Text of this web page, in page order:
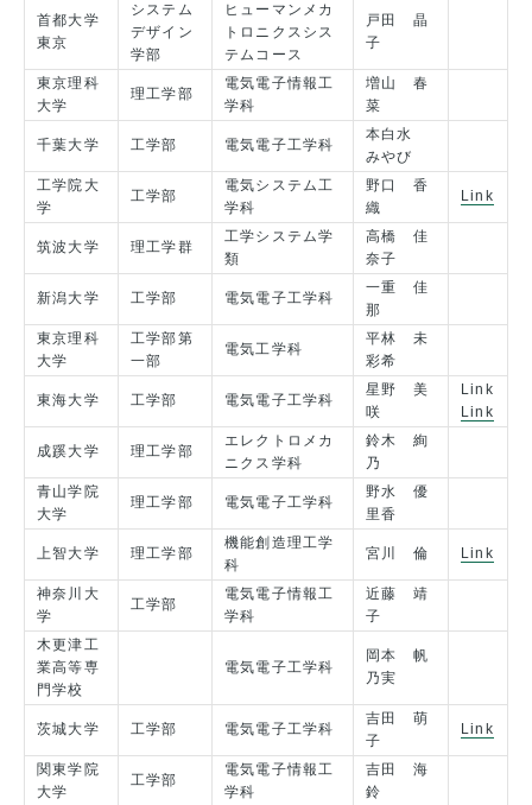
首都大学
東京
システム
デザイン
学部
ヒューマンメカ
トロニクスシス
テムコース
戸田 晶
子
東京理科
大学
理工学部
電気電子情報工
学科
増山 春
菜
千葉大学 工学部 電気電子工学科
本白水
みやび
工学院大
学
工学部
電気システム工
学科
野口 香
織
Link
筑波大学 理工学群
工学システム学
類
高橋 佳
奈子
新潟大学 工学部 電気電子工学科
一重 佳
那
東京理科
大学
工学部第
一部
電気工学科
平林 未
彩希
東海大学 工学部 電気電子工学科
星野 美
咲
Link
Link
成蹊大学 理工学部
エレクトロメカ
ニクス学科
鈴木 絢
乃
青山学院
大学
理工学部 電気電子工学科
野水 優
里香
上智大学 理工学部
機能創造理工学
科
宮川 倫 Link
神奈川大
学
工学部
電気電子情報工
学科
近藤 靖
子
木更津工
業高等専
門学校
電気電子工学科
岡本 帆
乃実
茨城大学 工学部 電気電子工学科
吉田 萌
子
Link
関東学院
大学
工学部
電気電子情報工
学科
吉田 海
鈴